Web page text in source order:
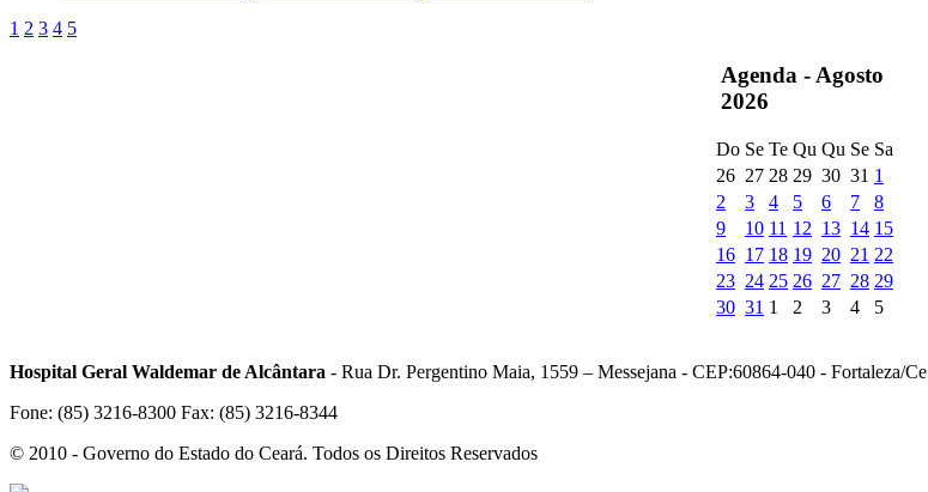
1 2 3 4 5
Agenda - Agosto
2026
Do Se Te Qu Qu Se Sa
26 27 28 29 30 31 1
2
3 4 5 6 7
8
9
10 11 12 13 14 15
16 17 18 19 20 21 22
23 24 25 26 27 28 29
30 31 1 2 3 4 5
Hospital Geral Waldemar de Alcântara - Rua Dr. Pergentino Maia, 1559 – Messejana - CEP:60864-040 - Fortaleza/Ce
Fone: (85) 3216-8300 Fax: (85) 3216-8344
© 2010 - Governo do Estado do Ceará. Todos os Direitos Reservados